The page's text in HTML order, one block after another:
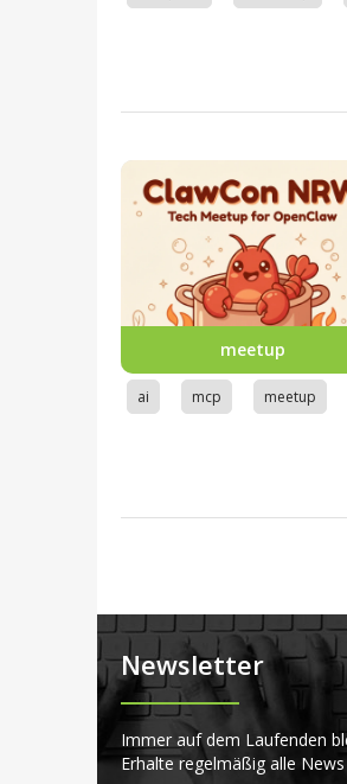
meetup
ai mcp meetup
Newsletter
Immer auf dem Laufenden
Erhalte regelmäßig alle